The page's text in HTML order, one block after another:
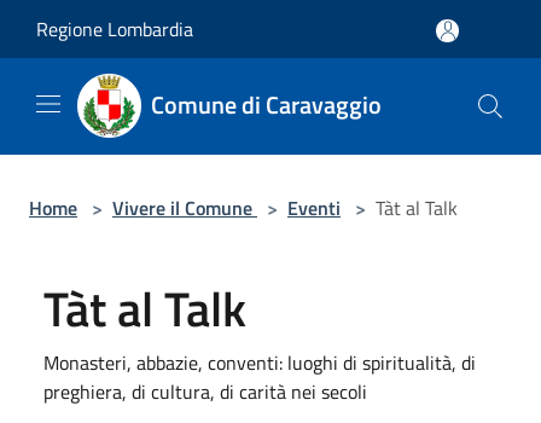
Regione Lombardia
Comune di Caravaggio
Home > Vivere il Comune > Eventi > Tàt al Talk
Tàt al Talk
Monasteri, abbazie, conventi: luoghi di spiritualità, di
preghiera, di cultura, di carità nei secoli